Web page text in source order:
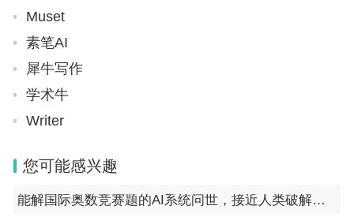
Muset
素笔AI
犀牛写作
学术牛
Writer
您可能感兴趣
能解国际奥数竞赛题的AI系统问世，接近人类破解复杂逻辑问题的最高水平